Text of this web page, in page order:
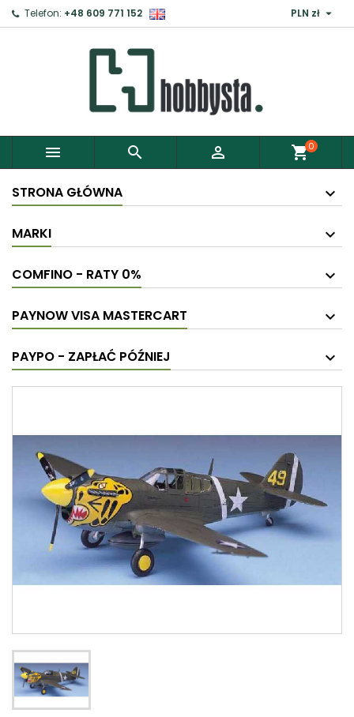
Telefon: +48 609 771 152 PLN zł 
   shopping_cart0
STRONA GŁÓWNA
MARKI
COMFINO - RATY 0%
PAYNOW VISA MASTERCART
PAYPO - ZAPŁAĆ PÓŹNIEJ